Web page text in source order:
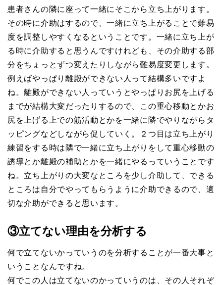
患者さんの隣に座って一緒にそこから立ち上がります。
その時に介助はするので、一緒に立ち上がることで難易
度を調整しやすくなるということです。一緒に立ち上が
る時に介助すると思うんですけれども、その介助する部
分をちょっとずつ変えたりしながら難易度変更します。
例えばやっぱり離殿ができない人って結構多いですよ
ね。離殿ができない人っていうとやっぱりお尻を上げる
までが結構大変だったりするので、この重心移動とかお
尻を上げる上での筋活動とかを一緒に隣でやりながらタ
ッピングなどしながら促していく。２つ目は立ち上がり
練習をする時は隣で一緒に立ち上がりをして重心移動の
誘導とか離殿の補助とかを一緒にやるっていうことです
ね。立ち上がりの大変なところを少し介助して、できる
ところは自分でやってもらうように介助できるので、適
切な介助ができると思います。
③立てない理由を分析する
何で立てないかっていうのを分析することが一番大事と
いうことなんですね。
何でこの人は立てないのかっていうのは、その人それぞ